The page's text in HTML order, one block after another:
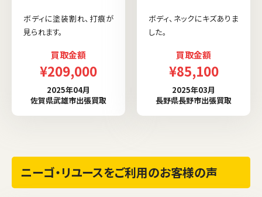
ボディに塗装割れ、打痕が
見られます。
買取金額
¥209,000
2025年04月
佐賀県武雄市出張買取
ボディ、ネックにキズありま
した。
買取金額
¥85,100
2025年03月
長野県長野市出張買取
ニーゴ・リユースをご利用のお客様の声